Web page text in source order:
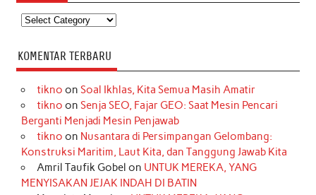
Kategori
KOMENTAR TERBARU
tikno on Soal Ikhlas, Kita Semua Masih Amatir
tikno on Senja SEO, Fajar GEO: Saat Mesin Pencari
Berganti Menjadi Mesin Penjawab
tikno on Nusantara di Persimpangan Gelombang:
Konstruksi Maritim, Laut Kita, dan Tanggung Jawab Kita
Amril Taufik Gobel on UNTUK MEREKA, YANG
MENYISAKAN JEJAK INDAH DI BATIN